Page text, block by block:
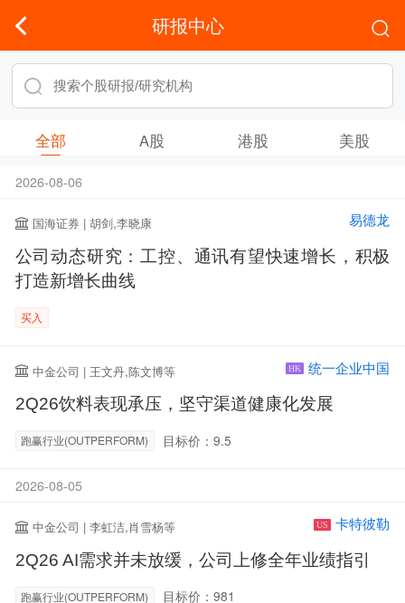
研报中心
全部 A股 港股 美股
2026-08-06
国海证券 | 胡剑,李晓康 易德龙
公司动态研究：工控、通讯有望快速增长，积极
打造新增长曲线
买入
中金公司 | 王文丹,陈文博等 HK 统一企业中国
2Q26饮料表现承压，坚守渠道健康化发展
跑赢行业(OUTPERFORM) 目标价：9.5
2026-08-05
中金公司 | 李虹洁,肖雪杨等 US 卡特彼勒
2Q26 AI需求并未放缓，公司上修全年业绩指引
跑赢行业(OUTPERFORM) 目标价：981